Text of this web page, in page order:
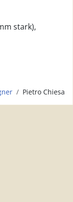
stark),
Pietro Chiesa